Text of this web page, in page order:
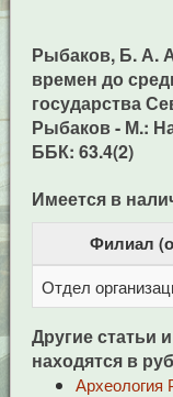
Рыбаков, Б. А.
времен до
государства
Рыбаков - М.:
ББК: 63.4(2)
Имеется в
Филиал
Отдел
Другие статьи
находятся в